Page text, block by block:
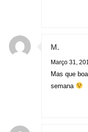
M.
Março 31,
Mas que
semana